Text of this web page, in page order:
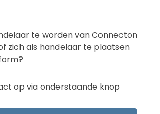
te worden van Connecton
zich als handelaar te plaatsen
op via onderstaande knop